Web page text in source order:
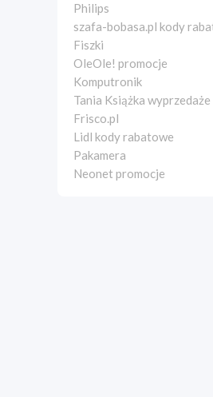
Philips
szafa-bobasa.pl kody
Fiszki
OleOle! promocje
Komputronik
Tania Książka wyprzedaże
Frisco.pl
Lidl kody rabatowe
Pakamera
Neonet promocje